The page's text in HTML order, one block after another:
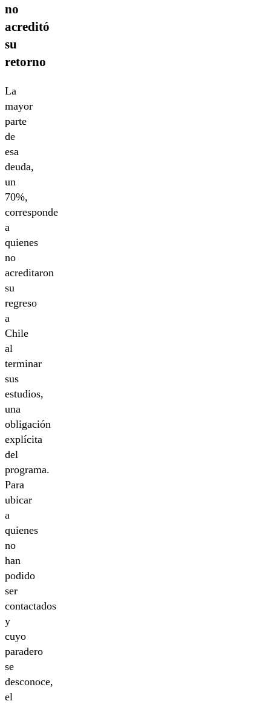
no
acreditó
su
retorno
La
mayor
parte
de
esa
deuda,
un
70%,
corresponde
a
quienes
no
acreditaron
su
regreso
a
Chile
al
terminar
sus
estudios,
una
obligación
explícita
del
programa.
Para
ubicar
a
quienes
no
han
podido
ser
contactados
y
cuyo
paradero
se
desconoce,
el